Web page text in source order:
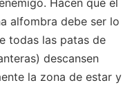
Hacen que el
alfombra debe ser lo
todas las patas de
descansen
la zona de estar y